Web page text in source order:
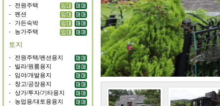
- 전원주택
- 펜션
- 가든숙박
- 농가주택
토지
- 전원주택/펜션용지
- 빌라/원룸용지
- 임야/개발용지
- 창고/공장용지
- 상가/투자/기타용지
- 농업용/대토용용지